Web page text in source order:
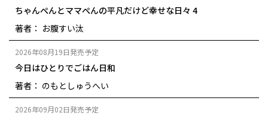
ちゃんぺんとママぺんの平凡だけど幸せな日々 4
著者： お腹すい汰
2026年08月19日発売予定
今日はひとりでごはん日和
著者： のもとしゅうへい
2026年09月02日発売予定